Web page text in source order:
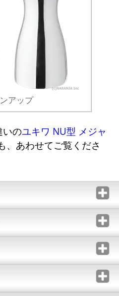
アップ
いのユキワ NU型 メジャ
、あわせてご覧くださ